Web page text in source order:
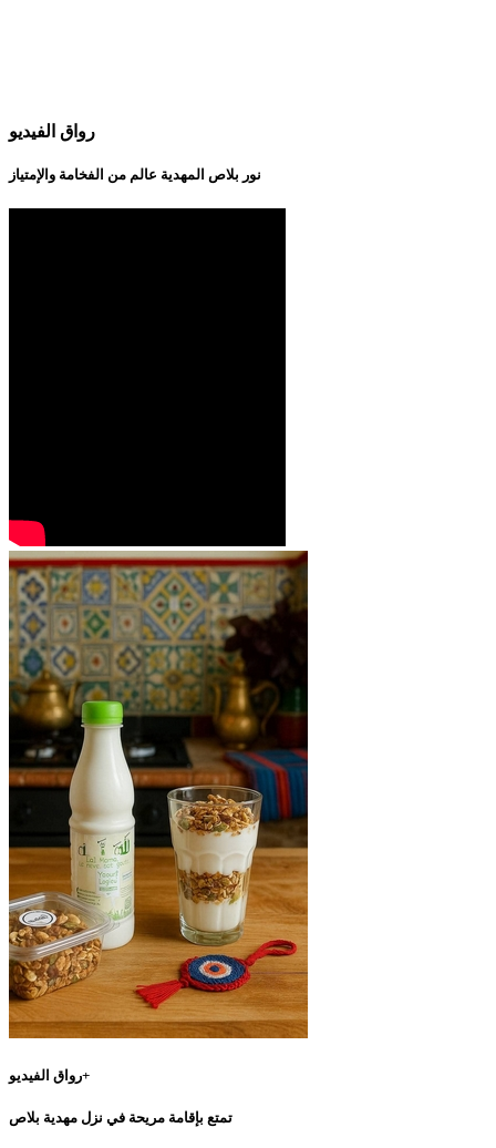
رواق الفيديو
نور بلاص المهدية عالم من الفخامة والإمتياز
رواق الفيديو+
تمتع بإقامة مريحة في نزل مهدية بلاص